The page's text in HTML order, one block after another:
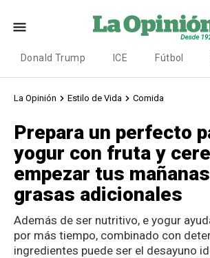
Donald Trump ICE Fútbol
La Opinión Estilo de Vida Comida
Prepara un perfecto
yogur con fruta y
empezar tus
grasas adicionales
Además de ser nutritivo, e yogur
por más tiempo, combinado con
ingredientes puede ser el desayuno